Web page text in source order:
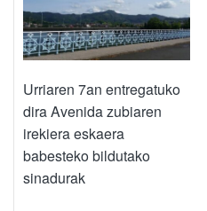
Urriaren 7an entregatuko
dira Avenida zubiaren
irekiera eskaera
babesteko bildutako
sinadurak